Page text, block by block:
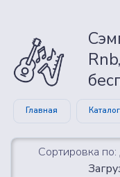
Главная Каталог
Сортировка по: